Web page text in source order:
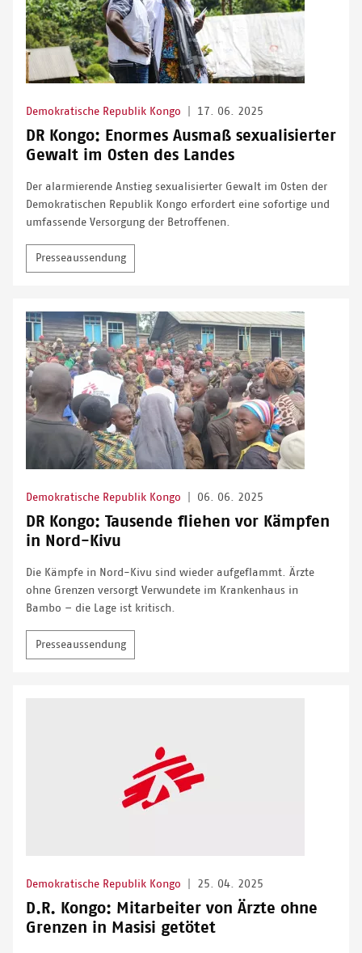
Demokratische Republik Kongo 17. 06. 2025
DR Kongo: Enormes Ausmaß sexualisierter
Gewalt im Osten des Landes
Der alarmierende Anstieg sexualisierter Gewalt im Osten der
Demokratischen Republik Kongo erfordert eine sofortige und
umfassende Versorgung der Betroffenen.
Presseaussendung
Demokratische Republik Kongo 06. 06. 2025
DR Kongo: Tausende fliehen vor Kämpfen
in Nord-Kivu
Die Kämpfe in Nord-Kivu sind wieder aufgeflammt. Ärzte
ohne Grenzen versorgt Verwundete im Krankenhaus in
Bambo – die Lage ist kritisch.
Presseaussendung
Demokratische Republik Kongo 25. 04. 2025
D.R. Kongo: Mitarbeiter von Ärzte ohne
Grenzen in Masisi getötet